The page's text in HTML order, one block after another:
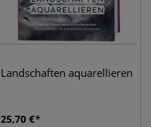
Landschaften aquarellieren
25,70 €